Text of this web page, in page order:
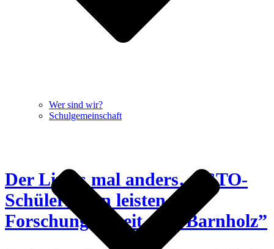
Wer sind wir?
Schulgemeinschaft
Der Limes mal anders… GTO-
SchülerInnen leisten
Forschungsarbeit am “Barnholz”